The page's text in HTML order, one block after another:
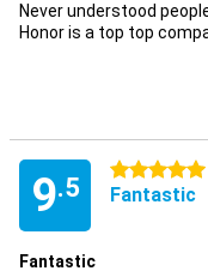
Never understood
Honor is a top top
9.5
5 stars
Fantastic
Fantastic